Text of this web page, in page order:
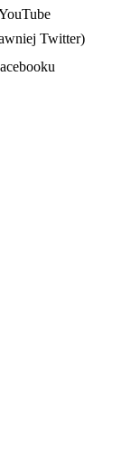
Twitter)